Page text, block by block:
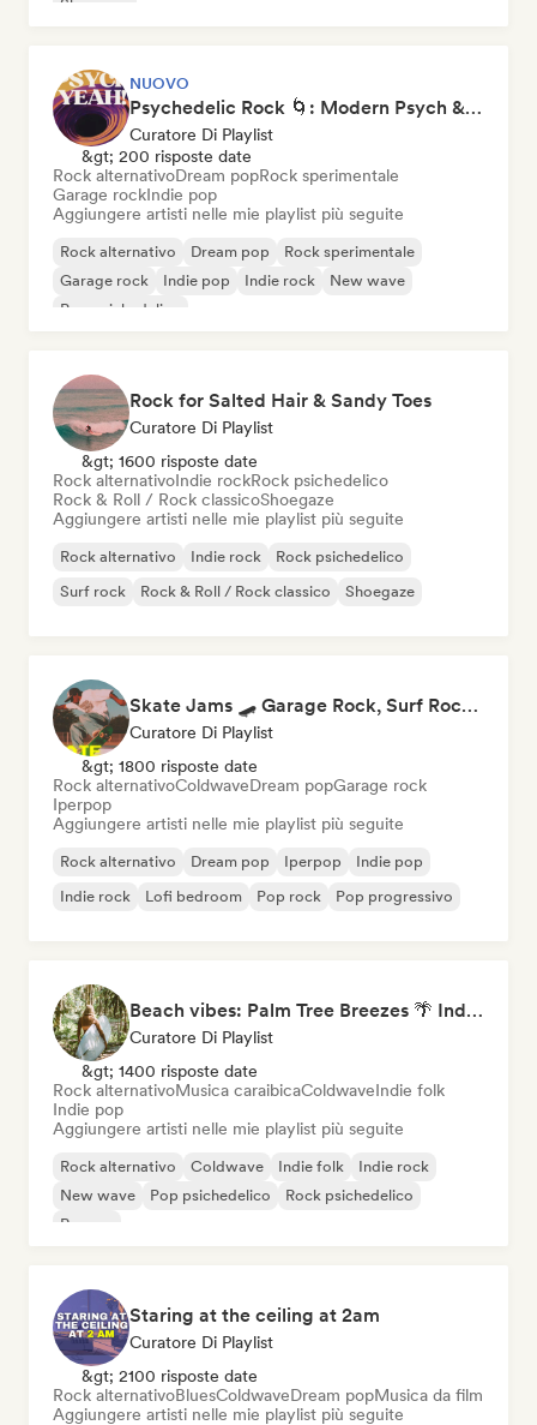
Shoegaze
NUOVO
Psychedelic Rock 🌀: Modern Psych & Turkish Vibes
Curatore Di Playlist
&gt; 200 risposte date
Rock alternativoDream popRock sperimentale
Garage rockIndie pop
Aggiungere artisti nelle mie playlist più seguite
Rock alternativo Dream pop
Rock sperimentale
Garage rock
Indie pop Indie rock
New wave
Pop psichedelico
Rock for Salted Hair & Sandy Toes
Curatore Di Playlist
&gt; 1600 risposte date
Rock alternativoIndie rockRock psichedelico
Rock & Roll / Rock classicoShoegaze
Aggiungere artisti nelle mie playlist più seguite
Rock alternativo Indie rock
Rock psichedelico
Surf rock
Rock & Roll / Rock classico Shoegaze
Skate Jams 🛹 Garage Rock, Surf Rock & Neo-Psych
Curatore Di Playlist
&gt; 1800 risposte date
Rock alternativoColdwaveDream popGarage rock
Iperpop
Aggiungere artisti nelle mie playlist più seguite
Rock alternativo Dream pop Iperpop
Indie pop
Indie rock
Lofi bedroom Pop rock Pop progressivo
Beach vibes: Palm Tree Breezes 🌴 Indie Folk, Acoustic & Singer-Songwriter
Curatore Di Playlist
&gt; 1400 risposte date
Rock alternativoMusica caraibicaColdwaveIndie folk
Indie pop
Aggiungere artisti nelle mie playlist più seguite
Rock alternativo Coldwave Indie folk
Indie rock
New wave
Pop psichedelico
Rock psichedelico
Reggae
Staring at the ceiling at 2am
Curatore Di Playlist
&gt; 2100 risposte date
Rock alternativoBluesColdwaveDream popMusica da film
Aggiungere artisti nelle mie playlist più seguite